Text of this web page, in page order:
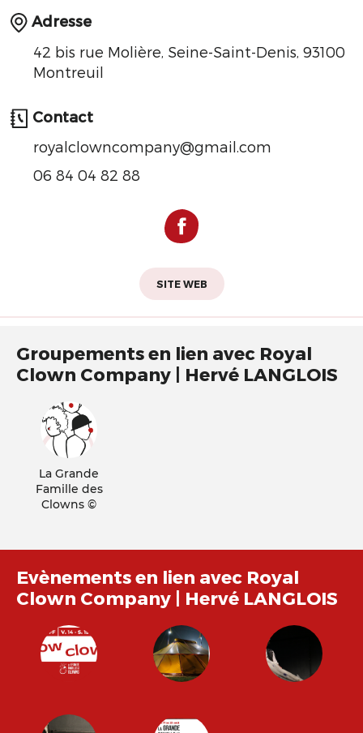
Adresse
42 bis rue Molière, Seine-Saint-Denis, 93100
Montreuil
Contact
royalclowncompany@gmail.com
06 84 04 82 88
SITE WEB
Groupements en lien avec Royal
Clown Company | Hervé LANGLOIS
La Grande
Famille des
Clowns ©
Evènements en lien avec Royal
Clown Company | Hervé LANGLOIS